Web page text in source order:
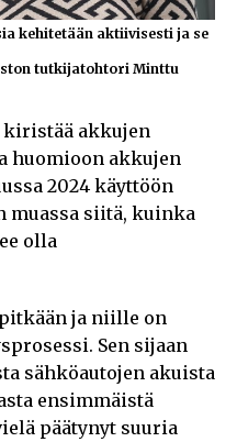
kehitetään aktiivisesti ja se
tutkijatohtori Minttu
kiristää akkujen
huomioon akkujen
2024 käyttöön
muassa siitä, kuinka
olla
ja niille on
Sen sijaan
sähköautojen akuista
ensimmäistä
päätynyt suuria